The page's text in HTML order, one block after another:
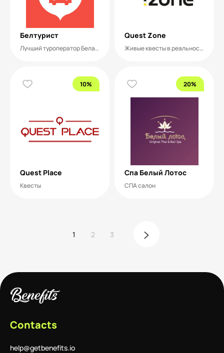
Белтурист
Лучший туроператор Беларуси
Quest Zone
Живые квесты в реальности
10%
Quest Place
Квесты
20%
Спа Белый Лотос
СПА салон
1 2 3
Contacts
help@getbenefits.io